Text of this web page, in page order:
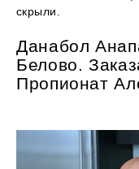
скрыли.
Данабол
Белово.
Пропионат